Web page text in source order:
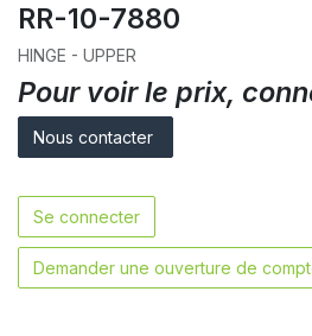
RR-10-7880
HINGE - UPPER
Pour voir le prix,
Nous contacter
Se connecter
Demander une ouverture de